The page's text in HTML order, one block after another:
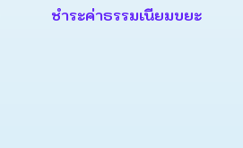
ชำระค่าธรรมเนียมขยะ